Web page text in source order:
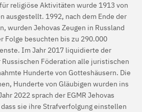
religiöse Aktivitäten wurde 1913 von
ausgestellt. 1992, nach dem Ende der
wurden Jehovas Zeugen in Russland
besuchten bis zu 290.000
Im Jahr 2017 liquidierte der
Föderation alle juristischen
Hunderte von Gotteshäusern. Die
Hunderte von Gläubigen wurden ins
2022 sprach der EGMR Jehovas
sie ihre Strafverfolgung einstellen